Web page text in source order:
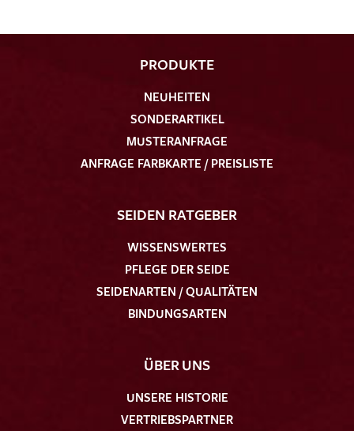
PRODUKTE
NEUHEITEN
SONDERARTIKEL
MUSTERANFRAGE
ANFRAGE FARBKARTE / PREISLISTE
SEIDEN RATGEBER
WISSENSWERTES
PFLEGE DER SEIDE
SEIDENARTEN / QUALITÄTEN
BINDUNGSARTEN
ÜBER UNS
UNSERE HISTORIE
VERTRIEBSPARTNER